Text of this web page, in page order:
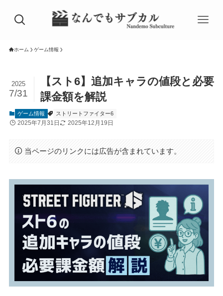
ホーム ゲーム情報
【スト6】追加キャラの値段と必要
課金額を解説
2025
7/31
ゲーム情報 ストリートファイター6
2025年7月31日 2025年12月19日
当ページのリンクには広告が含まれています。